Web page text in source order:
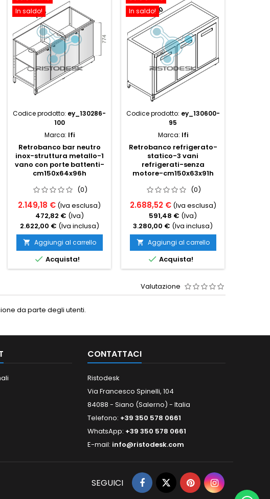
In saldo!
Codice prodotto: ey_130286-
100
Marca: Ifi
Retrobanco bar neutro
inox-struttura metallo-1
vano con porte battenti-
cm150x64x96h
(0)
2.149,18 € (Iva esclusa)
472,82 € (Iva)
2.622,00 € (Iva inclusa)
 Aggiungi al carrello
 Acquista!
In saldo!
Codice prodotto: ey_130600-
95
Marca: Ifi
Retrobanco refrigerato-
statico-3 vani
refrigerati-senza
motore-cm150x63x91h
(0)
2.688,52 € (Iva esclusa)
591,48 € (Iva)
3.280,00 € (Iva inclusa)
 Aggiungi al carrello
 Acquista!
Valutazione
da parte degli utenti.
CONTATTACI
Ristodesk
Via Francesco Spinelli, 104
84088 - Siano (Salerno) - Italia
Telefono: +39 350 578 0661
WhatsApp: +39 350 578 0661
E-mail: info@ristodesk.com
SEGUICI